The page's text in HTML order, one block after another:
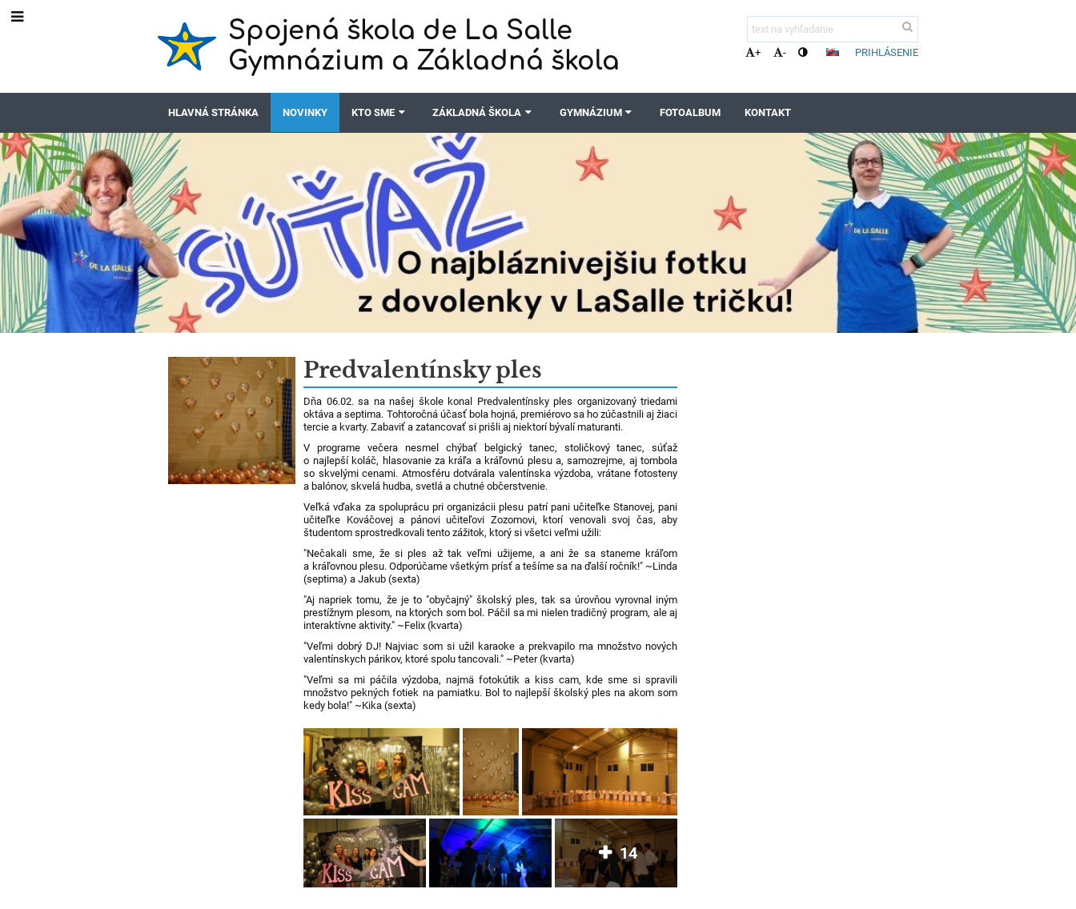
Spojená škola de La Salle
Gymnázium a Základná škola
+ - PRIHLÁSENIE
HLAVNÁ STRÁNKA NOVINKY KTO SME ZÁKLADNÁ ŠKOLA GYMNÁZIUM FOTOALBUM KONTAKT
Novinky Predvalentínsky ples
Dňa 06.02. sa na našej škole konal Predvalentínsky ples organizovaný triedami
oktáva a septima. Tohtoročná účasť bola hojná, premiérovo sa ho zúčastnili aj žiaci
tercie a kvarty. Zabaviť a zatancovať si prišli aj niektorí bývalí maturanti.
V programe večera nesmel chýbať belgický tanec, stoličkový tanec, súťaž
o najlepší koláč, hlasovanie za kráľa a kráľovnú plesu a, samozrejme, aj tombola
so skvelými cenami. Atmosféru dotvárala valentínska výzdoba, vrátane fotosteny
a balónov, skvelá hudba, svetlá a chutné občerstvenie.
Veľká vďaka za spoluprácu pri organizácii plesu patrí pani učiteľke Stanovej, pani
učiteľke Kováčovej a pánovi učiteľovi Zozomovi, ktorí venovali svoj čas, aby
študentom sprostredkovali tento zážitok, ktorý si všetci veľmi užili:
"Nečakali sme, že si ples až tak veľmi užijeme, a ani že sa staneme kráľom
a kráľovnou plesu. Odporúčame všetkým prísť a tešíme sa na ďalší ročník!" ~Linda
(septima) a Jakub (sexta)
"Aj napriek tomu, že je to "obyčajný" školský ples, tak sa úrovňou vyrovnal iným
prestížnym plesom, na ktorých som bol. Páčil sa mi nielen tradičný program, ale aj
interaktívne aktivity." ~Felix (kvarta)
"Veľmi dobrý DJ! Najviac som si užil karaoke a prekvapilo ma množstvo nových
valentínskych párikov, ktoré spolu tancovali." ~Peter (kvarta)
"Veľmi sa mi páčila výzdoba, najmä fotokútik a kiss cam, kde sme si spravili
množstvo pekných fotiek na pamiatku. Bol to najlepší školský ples na akom som
kedy bola!" ~Kika (sexta)
14